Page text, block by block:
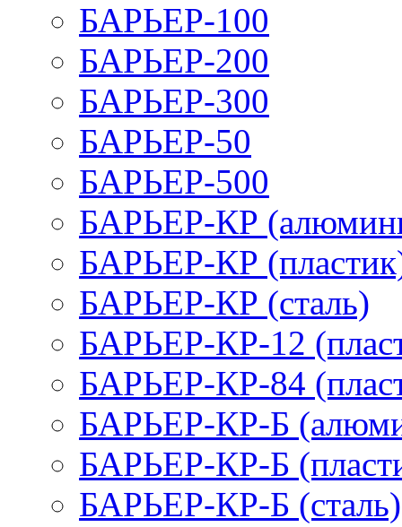
БАРЬЕР-100
БАРЬЕР-200
БАРЬЕР-300
БАРЬЕР-50
БАРЬЕР-500
БАРЬЕР-КР
БАРЬЕР-КР
БАРЬЕР-КР (сталь)
БАРЬЕР-КР-12
БАРЬЕР-КР-84
БАРЬЕР-КР-Б
БАРЬЕР-КР-Б
БАРЬЕР-КР-Б (сталь)